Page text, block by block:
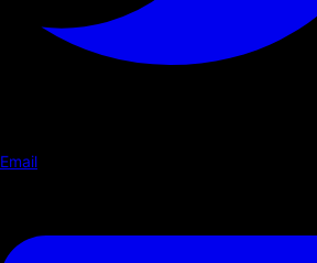
Email